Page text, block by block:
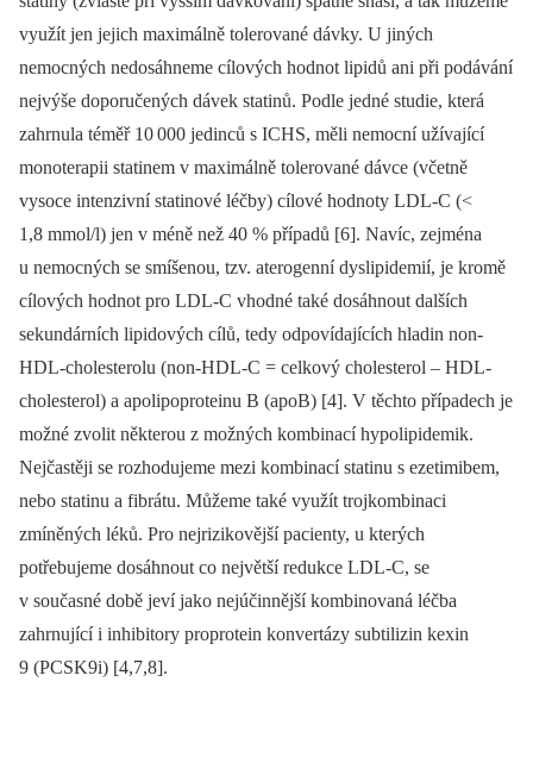
využít jen jejich maximálně tolerované dávky. U jiných
nemocných nedosáhneme cílových hodnot lipidů ani při podávání
nejvýše doporučených dávek statinů. Podle jedné studie, která
zahrnula téměř 10 000 jedinců s ICHS, měli nemocní užívající
monoterapii statinem v maximálně tolerované dávce (včetně
vysoce intenzivní statinové léčby) cílové hodnoty LDL-C (<
1,8 mmol/l) jen v méně než 40 % případů [6]. Navíc, zejména
u nemocných se smíšenou, tzv. aterogenní dyslipidemií, je kromě
cílových hodnot pro LDL-C vhodné také dosáhnout dalších
sekundárních lipidových cílů, tedy odpovídajících hladin non-
HDL-cholesterolu (non-HDL-C = celkový cholesterol –⁠ HDL-
cholesterol) a apolipoproteinu B (apoB) [4]. V těchto případech je
možné zvolit některou z možných kombinací hypolipidemik.
Nejčastěji se rozhodujeme mezi kombinací statinu s ezetimibem,
nebo statinu a fibrátu. Můžeme také využít trojkombinaci
zmíněných léků. Pro nejrizikovější pacienty, u kterých
potřebujeme dosáhnout co největší redukce LDL-C, se
v současné době jeví jako nejúčinnější kombinovaná léčba
zahrnující i inhibitory proprotein konvertázy subtilizin kexin
9 (PCSK9i) [4,7,8].